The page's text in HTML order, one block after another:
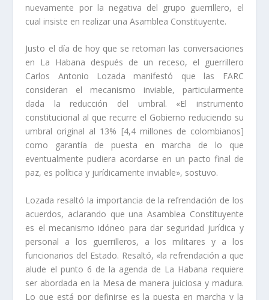
nuevamente por la negativa del grupo guerrillero, el
cual insiste en realizar una Asamblea Constituyente.
Justo el día de hoy que se retoman las conversaciones
en La Habana después de un receso, el guerrillero
Carlos Antonio Lozada manifestó que las FARC
consideran el mecanismo inviable, particularmente
dada la reducción del umbral. «El instrumento
constitucional al que recurre el Gobierno reduciendo su
umbral original al 13% [4,4 millones de colombianos]
como garantía de puesta en marcha de lo que
eventualmente pudiera acordarse en un pacto final de
paz, es política y jurídicamente inviable», sostuvo.
Lozada resaltó la importancia de la refrendación de los
acuerdos, aclarando que una Asamblea Constituyente
es el mecanismo idóneo para dar seguridad jurídica y
personal a los guerrilleros, a los militares y a los
funcionarios del Estado. Resaltó, «la refrendación a que
alude el punto 6 de la agenda de La Habana requiere
ser abordada en la Mesa de manera juiciosa y madura.
Lo que está por definirse es la puesta en marcha y la